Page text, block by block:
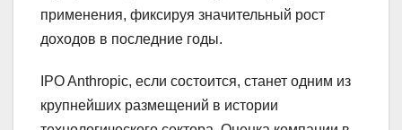
применения, фиксируя значительный рост
доходов в последние годы.
IPO Anthropic, если состоится, станет одним из
крупнейших размещений в истории